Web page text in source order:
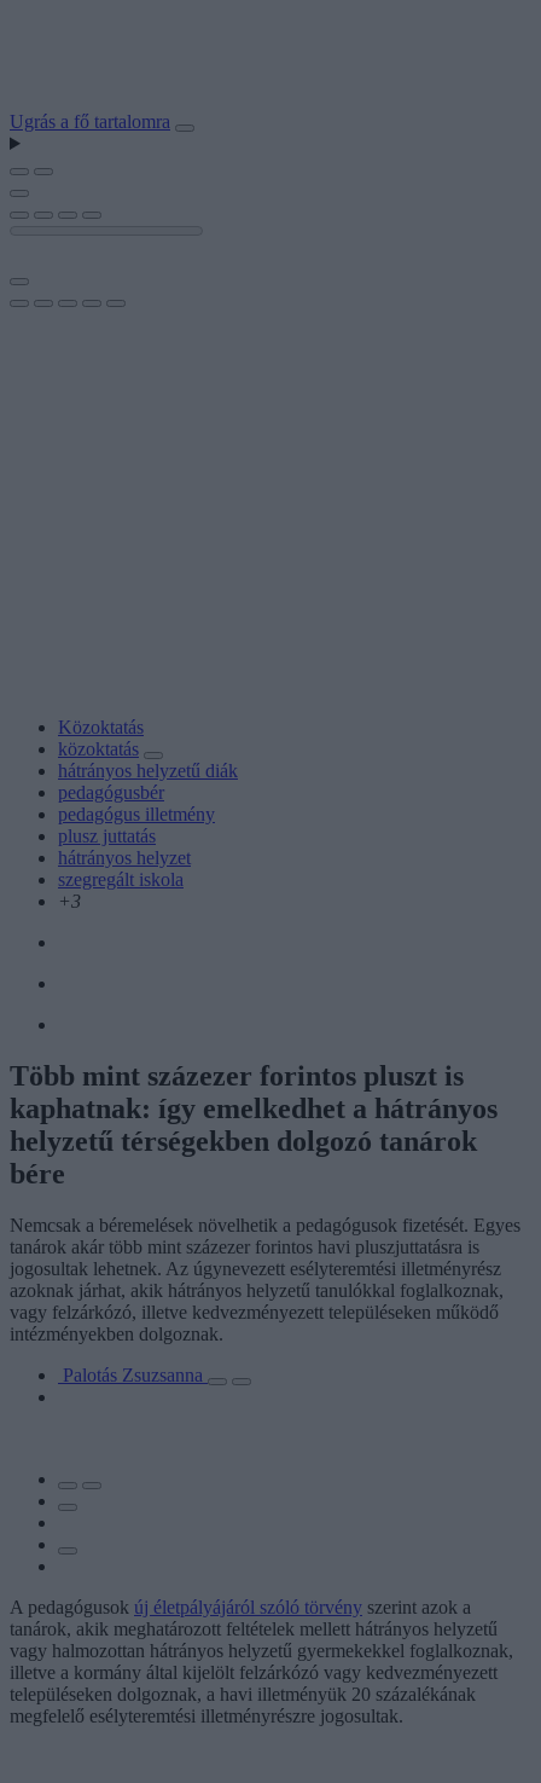
Ugrás a fő tartalomra
Közoktatás
közoktatás
hátrányos helyzetű diák
pedagógusbér
pedagógus illetmény
plusz juttatás
hátrányos helyzet
szegregált iskola
+3
Több mint százezer forintos pluszt is
kaphatnak: így emelkedhet a hátrányos
helyzetű térségekben dolgozó tanárok
bére
Nemcsak a béremelések növelhetik a pedagógusok fizetését. Egyes
tanárok akár több mint százezer forintos havi pluszjuttatásra is
jogosultak lehetnek. Az úgynevezett esélyteremtési illetményrész
azoknak járhat, akik hátrányos helyzetű tanulókkal foglalkoznak,
vagy felzárkózó, illetve kedvezményezett településeken működő
intézményekben dolgoznak.
Palotás Zsuzsanna
A pedagógusok új életpályájáról szóló törvény szerint azok a
tanárok, akik meghatározott feltételek mellett hátrányos helyzetű
vagy halmozottan hátrányos helyzetű gyermekekkel foglalkoznak,
illetve a kormány által kijelölt felzárkózó vagy kedvezményezett
településeken dolgoznak, a havi illetményük 20 százalékának
megfelelő esélyteremtési illetményrészre jogosultak.